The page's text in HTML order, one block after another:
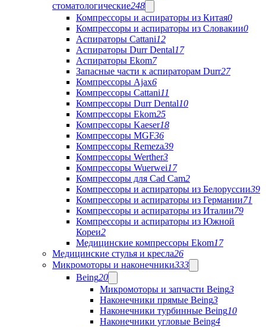
стоматологические248
Компрессоры и аспираторы из Китая0
Компрессоры и аспираторы из Словакии0
Аспираторы Cattani12
Аспираторы Durr Dental17
Аспираторы Ekom7
Запасные части к аспираторам Durr27
Компрессоры Ajax6
Компрессоры Cattani11
Компрессоры Durr Dental10
Компрессоры Ekom25
Компрессоры Kaeser18
Компрессоры MGF36
Компрессоры Remeza39
Компрессоры Werther3
Компрессоры Wuerwei17
Компрессоры для Cad Cam2
Компрессоры и аспираторы из Белоруссии39
Компрессоры и аспираторы из Германии71
Компрессоры и аспираторы из Италии79
Компрессоры и аспираторы из Южной
Кореи2
Медицинские компрессоры Ekom17
Медицинские стулья и кресла26
Микромоторы и наконечники333
Being20
Микромоторы и запчасти Being3
Наконечники прямые Being3
Наконечники турбинные Being10
Наконечники угловые Being4